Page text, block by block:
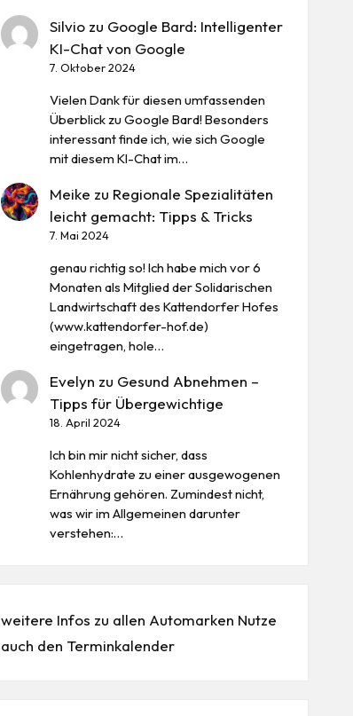
Silvio zu Google Bard: Intelligenter
KI-Chat von Google
7. Oktober 2024
Vielen Dank für diesen umfassenden
Überblick zu Google Bard! Besonders
interessant finde ich, wie sich Google
mit diesem KI-Chat im…
Meike zu Regionale Spezialitäten
leicht gemacht: Tipps & Tricks
7. Mai 2024
genau richtig so! Ich habe mich vor 6
Monaten als Mitglied der Solidarischen
Landwirtschaft des Kattendorfer Hofes
(www.kattendorfer-hof.de)
eingetragen, hole…
Evelyn zu Gesund Abnehmen –
Tipps für Übergewichtige
18. April 2024
Ich bin mir nicht sicher, dass
Kohlenhydrate zu einer ausgewogenen
Ernährung gehören. Zumindest nicht,
was wir im Allgemeinen darunter
verstehen:…
weitere Infos zu allen Automarken Nutze
auch den Terminkalender